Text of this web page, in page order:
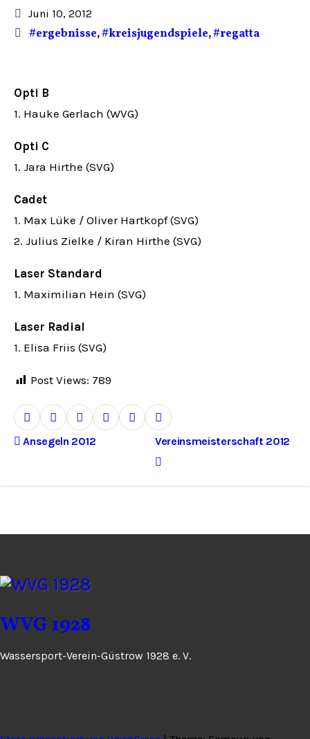
Juni 10, 2012
#ergebnisse,#kreisjugendspiele,#regatta
Opti B
1. Hauke Gerlach (WVG)
Opti C
1. Jara Hirthe (SVG)
Cadet
1. Max Lüke / Oliver Hartkopf (SVG)
2. Julius Zielke / Kiran Hirthe (SVG)
Laser Standard
1. Maximilian Hein (SVG)
Laser Radial
1. Elisa Friis (SVG)
Post Views: 789
B
t
a
g
Ansegeln 2012 Vereinsmeisterschaft 2012
WVG 1928
Wassersport-Verein-Güstrow 1928 e. V.